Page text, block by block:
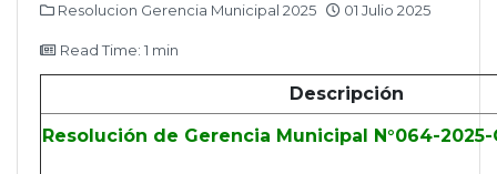
Resolucion Gerencia Municipal 2025 01 Julio 2025
Read Time: 1 min
Descripción
Resolución de Gerencia Municipal N°064-2025-